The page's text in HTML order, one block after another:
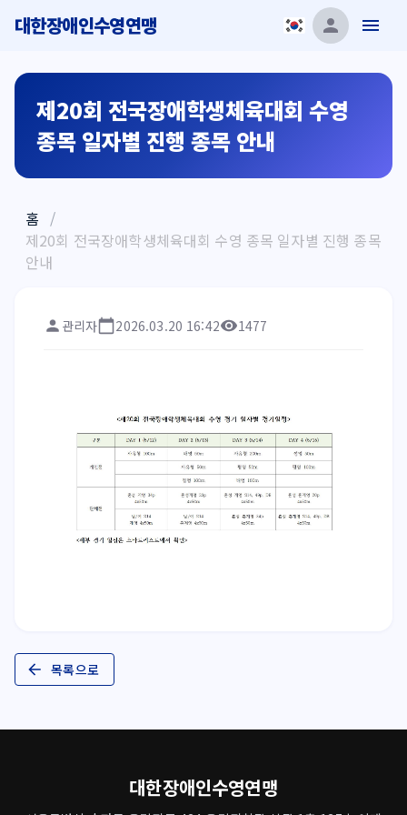
대한장애인수영연맹
제20회 전국장애학생체육대회 수영
종목 일자별 진행 종목 안내
홈 /
제20회 전국장애학생체육대회 수영 종목 일자별 진행 종목
안내
관리자 2026.03.20 16:42 1477
목록으로
대한장애인수영연맹